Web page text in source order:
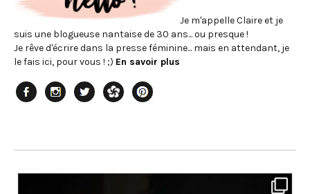
Je m'appelle Claire et je
suis une blogueuse nantaise de 30 ans... ou presque !
Je rêve d'écrire dans la presse féminine... mais en attendant, je
le fais ici, pour vous ! ;) En savoir plus